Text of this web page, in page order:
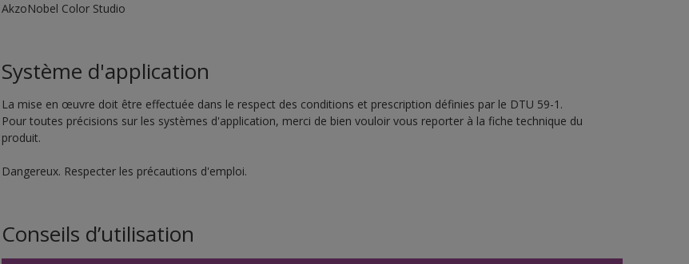
AkzoNobel Color Studio
Système d'application
La mise en œuvre doit être effectuée dans le respect des conditions et prescription définies par le DTU 59-1.
Pour toutes précisions sur les systèmes d'application, merci de bien vouloir vous reporter à la fiche technique du
produit.
Dangereux. Respecter les précautions d'emploi.
Conseils d’utilisation